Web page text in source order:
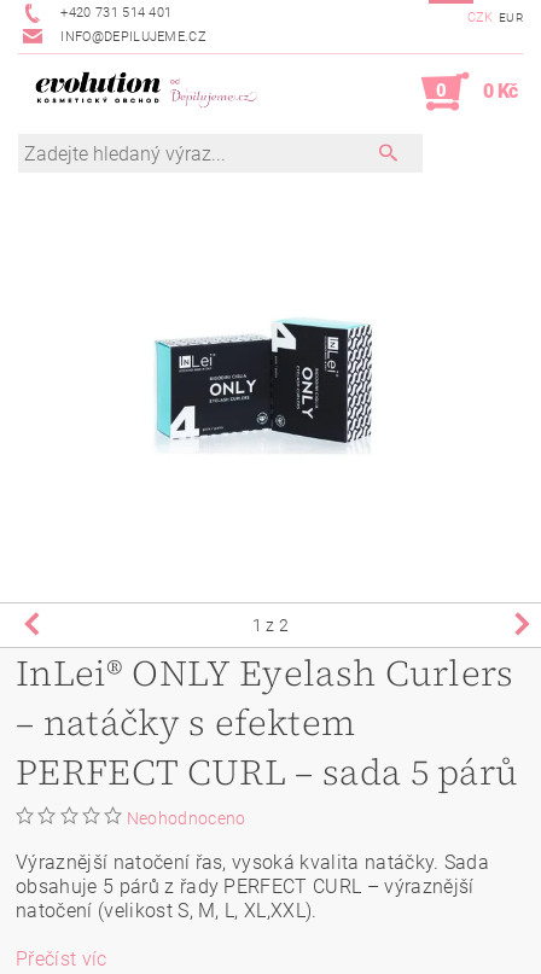
+420 731 514 401
INFO@DEPILUJEME.CZ
CZK EUR
0 0 Kč
1 z 2
InLei® ONLY Eyelash Curlers
– natáčky s efektem
PERFECT CURL – sada 5 párů
Neohodnoceno
Výraznější natočení řas, vysoká kvalita natáčky. Sada
obsahuje 5 párů z řady PERFECT CURL – výraznější
natočení (velikost S, M, L, XL,XXL).
Přečíst víc